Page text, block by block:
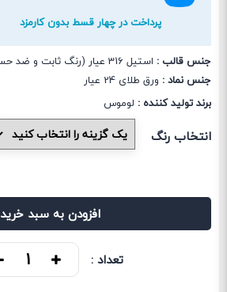
پرداخت در چهار قسط بدون کارمزد
جنس قالب : استیل 316 عیار (رنگ ثابت و ضد حساسیت)
جنس نماد : ورق طلای 24 عیار
برند تولید کننده : لوموس
انتخاب رنگ
افزودن به سبد خرید
تعداد :